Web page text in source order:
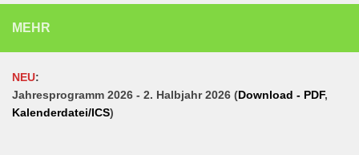
MEHR
NEU:
Jahresprogramm 2026 - 2. Halbjahr 2026 (Download - PDF,
Kalenderdatei/ICS)